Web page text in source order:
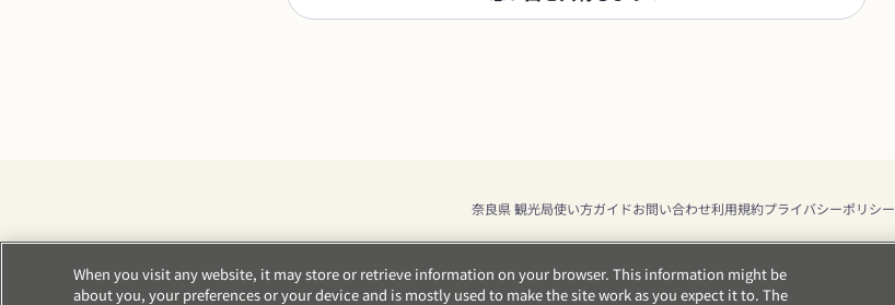
奈良県 観光局使い方ガイドお問い合わせ利用規約プライバシーポリシー
When you visit any website, it may store or retrieve information on your browser. This information might be
about you, your preferences or your device and is mostly used to make the site work as you expect it to. The